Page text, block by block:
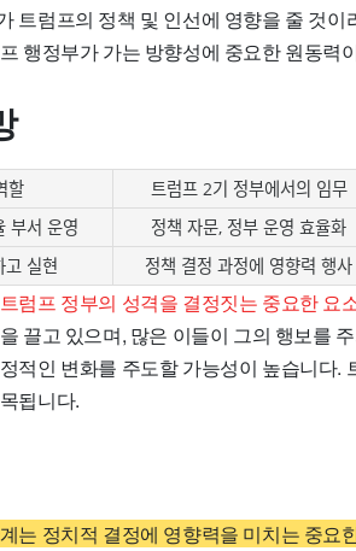
트럼프의 정책 및 인선에 영향을 줄 것
행정부가 가는 방향성에 중요한 원동력
할 트럼프 2기 정부에서의 임무
부서 운영
정책 자문, 정부 운영 효율화
고 실현
정책 결정 과정에 영향력 행사
럼프 정부의 성격을 결정짓는 중요한 요
끌고 있으며, 많은 이들이 그의 행보를
적인 변화를 주도할 가능성이 높습니다.
됩니다.
는 정치적 결정에 영향력을 미치는 중요